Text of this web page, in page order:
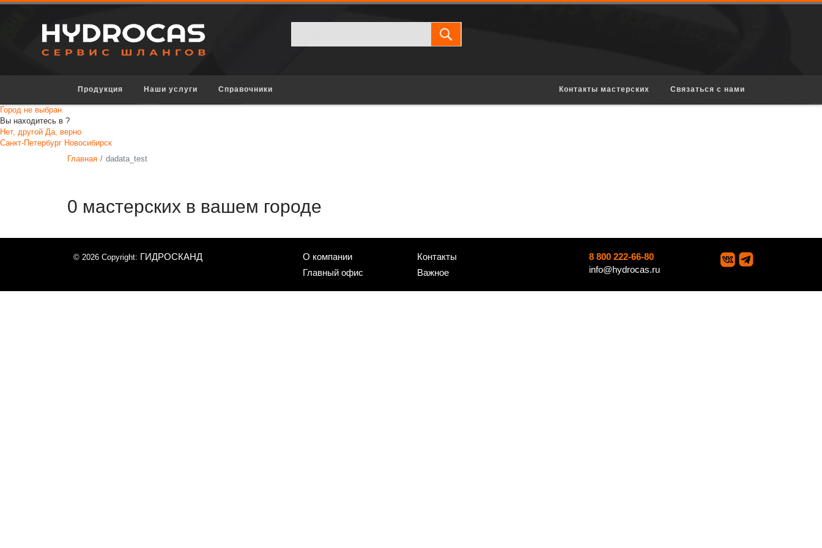
Продукция Наши услуги Справочники Связаться с нами
Контакты мастерских
Город не выбран
Вы находитесь в ?
Нет, другой Да, верно
Санкт-Петербург Новосибирск
Главная
dadata_test
0 мастерских в вашем городе
© 2026 Copyright: ГИДРОСКАНД
О компании
Главный офис
Контакты
Важное
8 800 222-66-80
info@hydrocas.ru